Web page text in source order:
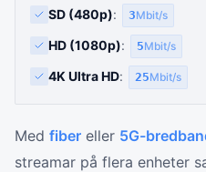
SD (480p): 3Mbit/s
HD (1080p): 5Mbit/s
4K Ultra HD: 25Mbit/s
Med fiber eller 5G-
streamar på flera enheter